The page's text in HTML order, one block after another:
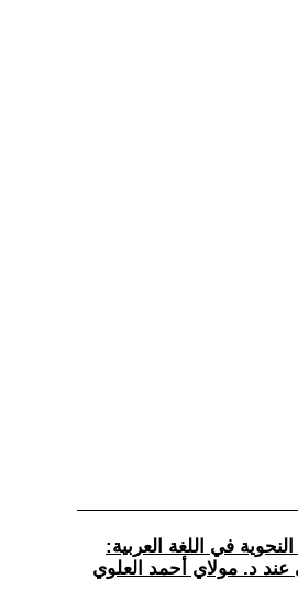
النحوية في اللغة العربية:
عند د. مولاي أحمد العلوي